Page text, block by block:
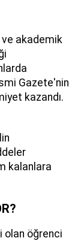
ve akademik
Gazete'nin
kazandı.
kalanlara
olan öğrenci